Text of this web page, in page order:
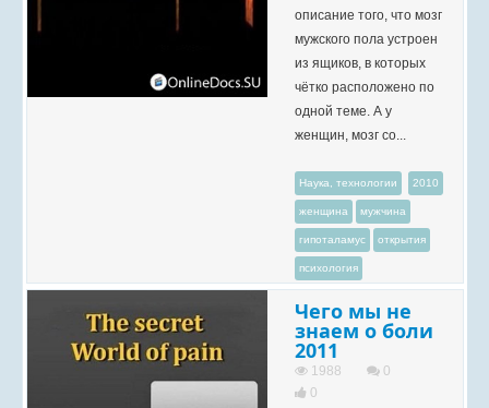
описание того, что мозг
мужского пола устроен
из ящиков, в которых
чётко расположено по
одной теме. А у
женщин, мозг со...
Наука, технологии 2010
женщина мужчина
гипоталамус открытия
психология
Чего мы не
знаем о боли
2011
1988
0
0